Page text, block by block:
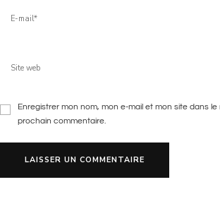
Enregistrer mon nom, mon e-mail et mon site dans
prochain commentaire.